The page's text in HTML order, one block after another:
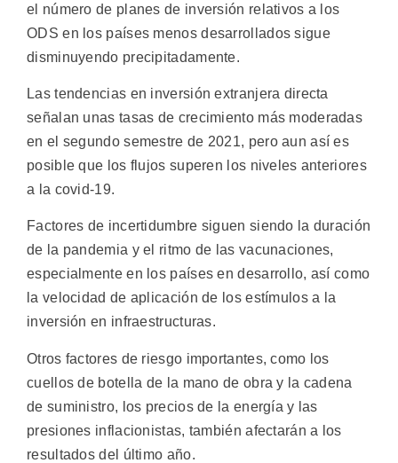
el número de planes de inversión relativos a los
ODS en los países menos desarrollados sigue
disminuyendo precipitadamente.
Las tendencias en inversión extranjera directa
señalan unas tasas de crecimiento más moderadas
en el segundo semestre de 2021, pero aun así es
posible que los flujos superen los niveles anteriores
a la covid-19.
Factores de incertidumbre siguen siendo la duración
de la pandemia y el ritmo de las vacunaciones,
especialmente en los países en desarrollo, así como
la velocidad de aplicación de los estímulos a la
inversión en infraestructuras.
Otros factores de riesgo importantes, como los
cuellos de botella de la mano de obra y la cadena
de suministro, los precios de la energía y las
presiones inflacionistas, también afectarán a los
resultados del último año.